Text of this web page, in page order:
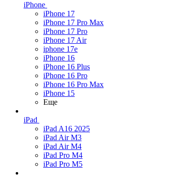
iPhone
iPhone 17
iPhone 17 Pro Max
iPhone 17 Pro
iPhone 17 Air
iphone 17e
iPhone 16
iPhone 16 Plus
iPhone 16 Pro
iPhone 16 Pro Max
iPhone 15
Еще
iPad
iPad A16 2025
iPad Air M3
iPad Air M4
iPad Pro M4
iPad Pro M5